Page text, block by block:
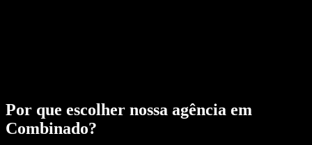
Por que escolher nossa agência em
Combinado?